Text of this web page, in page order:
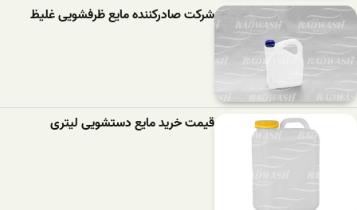
شرکت صادرکننده مایع ظرفشویی غلیظ
قیمت خرید مایع دستشویی لیتری